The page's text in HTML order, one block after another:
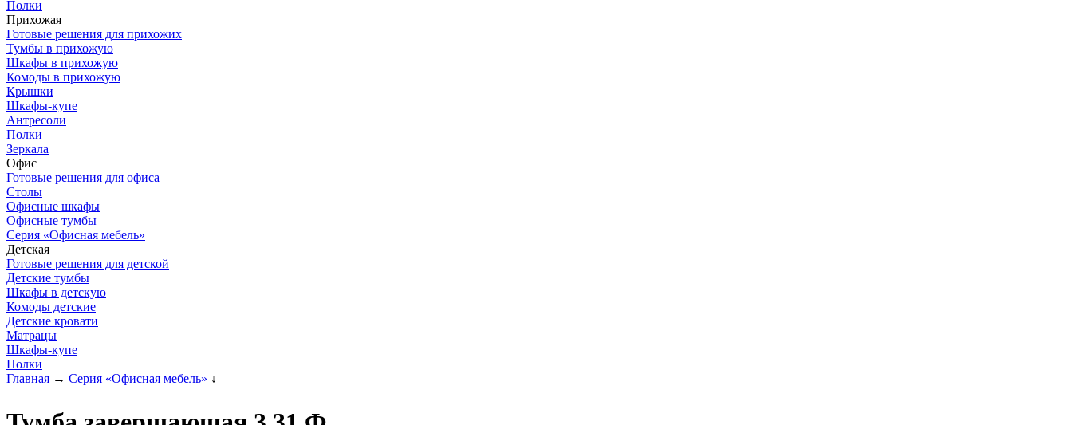
Полки
Прихожая
Готовые решения для прихожих
Тумбы в прихожую
Шкафы в прихожую
Комоды в прихожую
Крышки
Шкафы-купе
Антресоли
Полки
Зеркала
Офис
Готовые решения для офиса
Столы
Офисные шкафы
Офисные тумбы
Серия «Офисная мебель»
Детская
Готовые решения для детской
Детские тумбы
Шкафы в детскую
Комоды детские
Детские кровати
Матрацы
Шкафы-купе
Полки
Главная → Серия «Офисная мебель» ↓